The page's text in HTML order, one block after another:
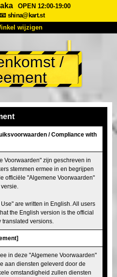
OPEN 12:00-19:00
📧 shina@kart.st
wijzigen
Prijzen
FAQ
wijzigen
Tokyo Bay
Osaka
/
/ Compliance with
Voorwaarden" zijn geschreven in
stemmen ermee in en begrijpen
officiële "Algemene Voorwaarden"
are written in English. All users
the English version is the official
translated versions.
in deze "Algemene Voorwaarden"
aan diensten geleverd door de
omstandigheid zullen diensten